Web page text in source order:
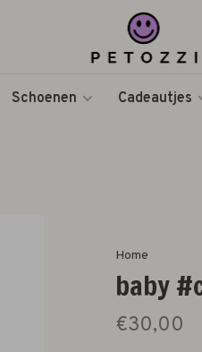
Schoenen Cadeautjes
Home
baby
€30,00